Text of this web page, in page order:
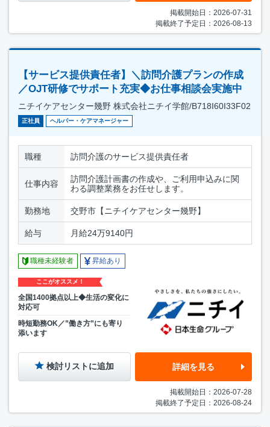
掲載開始日：2026-07-31
掲載終了予定日：2026-08-13
【サービス提供責任者】＼訪問介護プランの作成
／OJT研修でサポート充実◆お仕事相談会実施中
ニチイケアセンター幾野 株式会社ニチイ学館/B718I60I33F02
正社員 ヘルパー・ケアマネージャー
職種 訪問介護のサービス提供責任者
仕事内容
訪問介護計画書の作成や、ご利用申込みに関
わる調整業務をお任せします。
勤務地 交野市【ニチイケアセンター幾野】
給与 月給24万9140円
職種未経験者 昇給あり
ここがオススメ！
全国1400拠点以上◆生活の変化に
対応可
時短勤務OK／”働き方”にも寄り
添います
検討リストに追加 詳細を見る
掲載開始日：2026-07-28
掲載終了予定日：2026-08-24